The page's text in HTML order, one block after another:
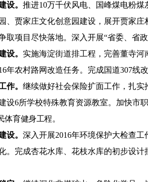
设。 推进10万千伏风电、国峰煤电粉
、贾家庄文化创意园建设，展开贾家
取项目尽快落地。深入开展“省委、省
设。 实施海淀街道排工程， 完善董寺河
年农村路网改造任务。完成国道307线
作。 继续做好社会保险扩面工作，扎
设6所学校特殊教育资源教室。加快市
育健身工程。
设。 深入开展2016年环境保护大检查
。 完成杏花水库、花枝水库的初步设计